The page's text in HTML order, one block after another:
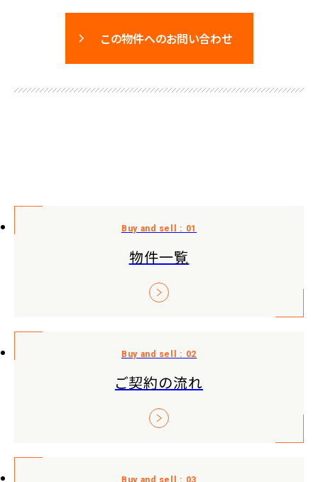
この物件へのお問い合わせ
物件一覧
ご契約の流れ